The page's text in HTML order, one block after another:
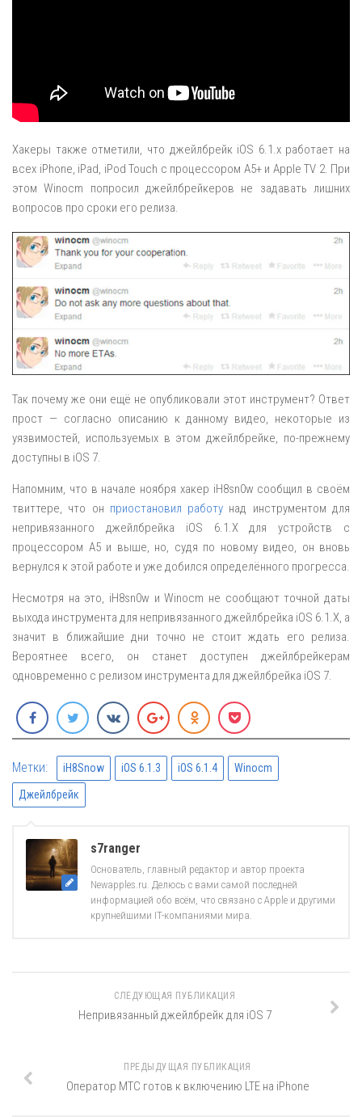
Хакеры также отметили, что джейлбрейк iOS 6.1.x работает на
всех iPhone, iPad, iPod Touch с процессором A5+ и Apple TV 2. При
этом Winocm попросил джейлбрейкеров не задавать лишних
вопросов про сроки его релиза.
Так почему же они ещё не опубликовали этот инструмент? Ответ
прост — согласно описанию к данному видео, некоторые из
уязвимостей, используемых в этом джейлбрейке, по-прежнему
доступны в iOS 7.
Напомним, что в начале ноября хакер iH8sn0w сообщил в своём
твиттере, что он приостановил работу над инструментом для
непривязанного джейлбрейка iOS 6.1.Х для устройств с
процессором A5 и выше, но, судя по новому видео, он вновь
вернулся к этой работе и уже добился определённого прогресса.
Несмотря на это, iH8sn0w и Winocm не сообщают точной даты
выхода инструмента для непривязанного джейлбрейка iOS 6.1.Х, а
значит в ближайшие дни точно не стоит ждать его релиза.
Вероятнее всего, он станет доступен джейлбрейкерам
одновременно с релизом инструмента для джейлбрейка iOS 7.
Метки: iH8Snow iOS 6.1.3 iOS 6.1.4 Winocm
Джейлбрейк
s7ranger
Основатель, главный редактор и автор проекта
Newapples.ru. Делюсь с вами самой последней
информацией обо всём, что связано с Apple и другими
крупнейшими IT-компаниями мира.
СЛЕДУЮЩАЯ ПУБЛИКАЦИЯ
Непривязанный джейлбрейк для iOS 7
ПРЕДЫДУЩАЯ ПУБЛИКАЦИЯ
Оператор МТС готов к включению LTE на iPhone